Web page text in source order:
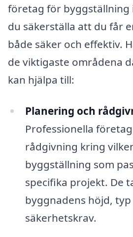
företag för byggställning
du säkerställa att du får
både säker och effektiv.
de viktigaste områdena
kan hjälpa till:
Planering och
Professionella
rådgivning kring
byggställning som
specifika projekt. De
byggnadens höjd,
säkerhetskrav.